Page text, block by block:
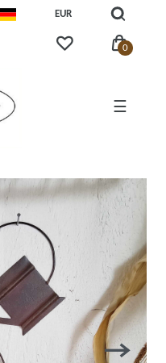
EUR
0
☰